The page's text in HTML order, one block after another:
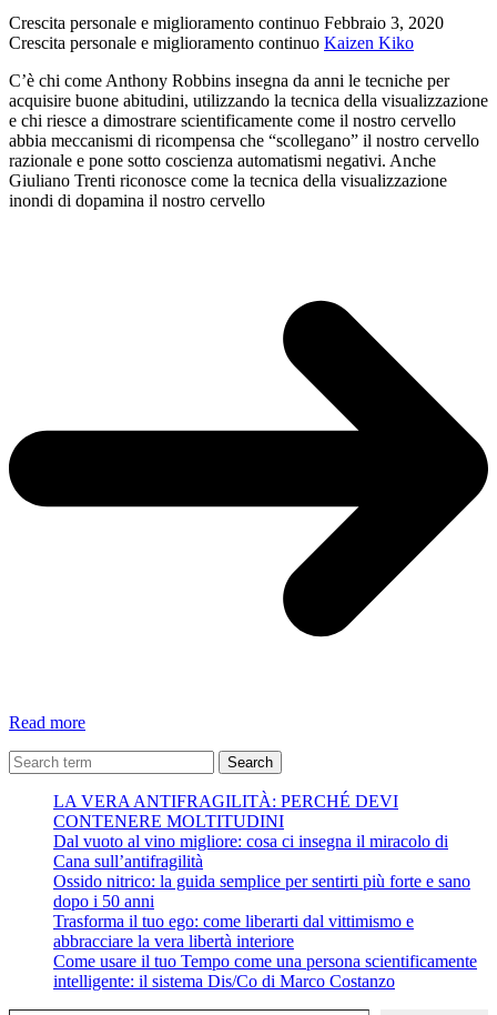
Crescita personale e miglioramento continuo Febbraio 3, 2020
Crescita personale e miglioramento continuo Kaizen Kiko
C’è chi come Anthony Robbins insegna da anni le tecniche per
acquisire buone abitudini, utilizzando la tecnica della visualizzazione
e chi riesce a dimostrare scientificamente come il nostro cervello
abbia meccanismi di ricompensa che “scollegano” il nostro cervello
razionale e pone sotto coscienza automatismi negativi. Anche
Giuliano Trenti riconosce come la tecnica della visualizzazione
inondi di dopamina il nostro cervello
Read moreCome
le
abitudini
dal
nostro
cervello:
Giuliano
Trenti
Search
LA VERA ANTIFRAGILITÀ: PERCHÉ DEVI
CONTENERE MOLTITUDINI
Dal vuoto al vino migliore: cosa ci insegna il miracolo di
Cana sull’antifragilità
Ossido nitrico: la guida semplice per sentirti più forte e sano
dopo i 50 anni
Trasforma il tuo ego: come liberarti dal vittimismo e
abbracciare la vera libertà interiore
Come usare il tuo Tempo come una persona scientificamente
intelligente: il sistema Dis/Co di Marco Costanzo
Digita la tua e-mail...